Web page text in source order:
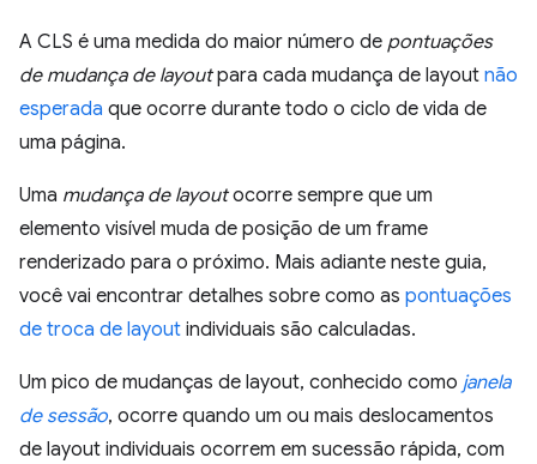
A CLS é uma medida do maior número de pontuações
de mudança de layoutpara cada mudança de layout não
esperada que ocorre durante todo o ciclo de vida de
uma página.
Uma mudança de layoutocorre sempre que um
elemento visível muda de posição de um frame
renderizado para o próximo. Mais adiante neste guia,
você vai encontrar detalhes sobre como as pontuações
de troca de layout individuais são calculadas.
Um pico de mudanças de layout, conhecido como janela
de sessão, ocorre quando um ou mais deslocamentos
de layout individuais ocorrem em sucessão rápida, com